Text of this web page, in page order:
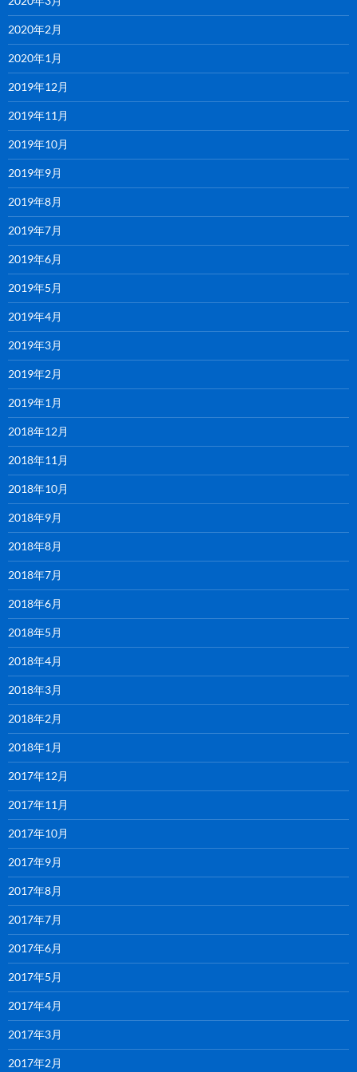
2020年2月
2020年1月
2019年12月
2019年11月
2019年10月
2019年9月
2019年8月
2019年7月
2019年6月
2019年5月
2019年4月
2019年3月
2019年2月
2019年1月
2018年12月
2018年11月
2018年10月
2018年9月
2018年8月
2018年7月
2018年6月
2018年5月
2018年4月
2018年3月
2018年2月
2018年1月
2017年12月
2017年11月
2017年10月
2017年9月
2017年8月
2017年7月
2017年6月
2017年5月
2017年4月
2017年3月
2017年2月